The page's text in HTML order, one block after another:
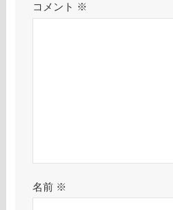
コメント ※
名前 ※